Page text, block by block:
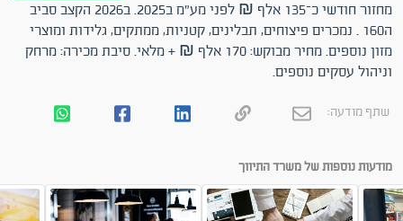
מחזור חודשי כ־135 אלף ₪ לפני מע"מ ב2025. ב2026 הקצב סביב
ה160 . נמכרים פיצוחים, תבלינים, קטניות, ממתקים, גלידות ומוצרי
מזון נוספים. מחיר מבוקש: 170 אלף ₪ + מלאי. סיבת מכירה: מרחק
וניהול עסקים נוספים.
שתף מודעה:
מודעות נוספות של משרד התיווך